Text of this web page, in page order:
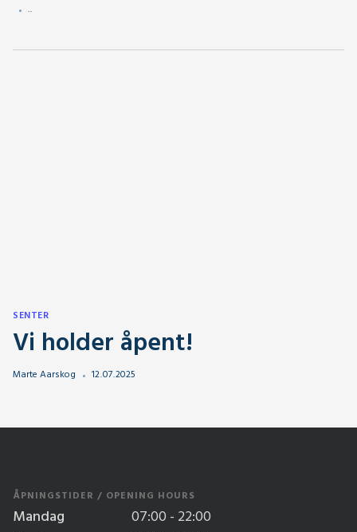
..
SENTER
Vi holder åpent!
Marte Aarskog 12.07.2025
ÅPNINGSTIDER / OPENING HOURS
Mandag
07:00 - 22:00